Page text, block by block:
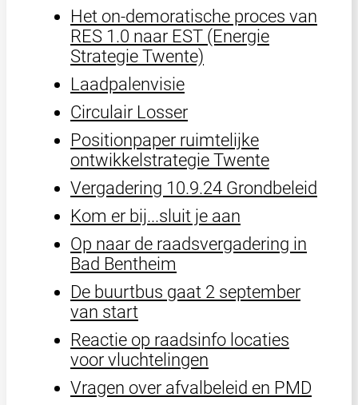
Het on-demoratische proces van
RES 1.0 naar EST (Energie
Strategie Twente)
Laadpalenvisie
Circulair Losser
Positionpaper ruimtelijke
ontwikkelstrategie Twente
Vergadering 10.9.24 Grondbeleid
Kom er bij...sluit je aan
Op naar de raadsvergadering in
Bad Bentheim
De buurtbus gaat 2 september
van start
Reactie op raadsinfo locaties
voor vluchtelingen
Vragen over afvalbeleid en PMD